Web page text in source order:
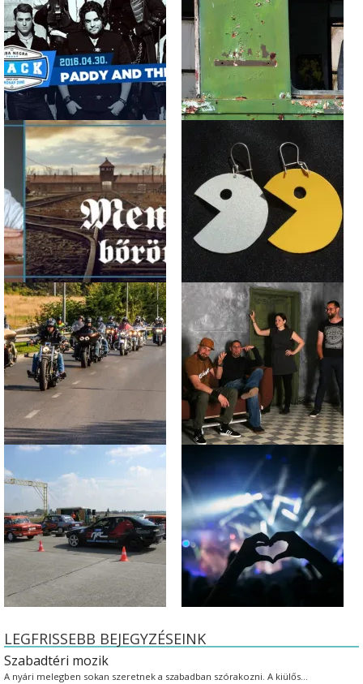
LEGFRISSEBB BEJEGYZÉSEINK
Szabadtéri mozik
A nyári melegben sokan szeretnek a szabadban szórakozni. A kiülős…